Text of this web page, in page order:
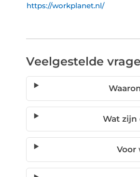
https://workplanet.nl/
Veelgestelde
Wat zijn
Voor